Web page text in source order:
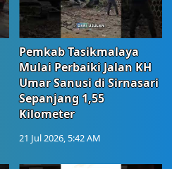
Pemkab Tasikmalaya
Mulai Perbaiki Jalan KH
Umar Sanusi di Sirnasari
Sepanjang 1,55
Kilometer
21 Jul 2026, 5:42 AM